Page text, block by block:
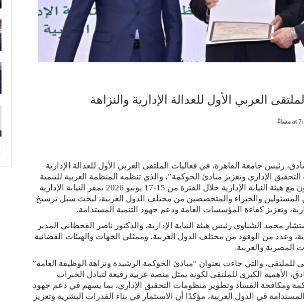
العربي الأول للعدالة الإدارية والنزاهة
رئيس جامعة القاهرة، في فعاليات الملتقى العربي الأول للعدالة الإدارية
الإداري وتعزيز مبادئ الحوكمة”، والذي تنظمه المنظمة العربية للتنمية
الإدارية بحامعة الدول العربية بالتعاون مع هيئة النيابة الإدارية خلال الفترة من 15-17 يونيو 2026 بمقر النيابة الإدارية
المسئولين والخبراء والمتخصصين من مختلف الدول العربية، لبحث سبل ترسيخ
وتعزيز كفاءة المؤسسات العامة ودعم جهود التنمية المستدامة.
محمد الشناوي رئيس هيئة النيابة الإدارية، والدكتور ناصر القحطاني المدير
وعدد من الوفود من مختلف الدول العربية، وممثلي الجهات والهيئات القضائية
المصرية والعربية.
للملتقى، والتي جاءت بعنوان “مبادئ الحوكمة الرشيدة ونزاهة الوظيفة العامة”
الأهمية الكبرى للملتقى لكونه يمثل منصة عربية رفيعة لتبادل الخبرات
ومكافحة الفساد وتطوير منظومات التحقيق الإداري، بما يسهم في دعم جهود
في الدول العربية، مؤكدًا أن الاستثمار في بناء القدرات البشرية وتعزيز